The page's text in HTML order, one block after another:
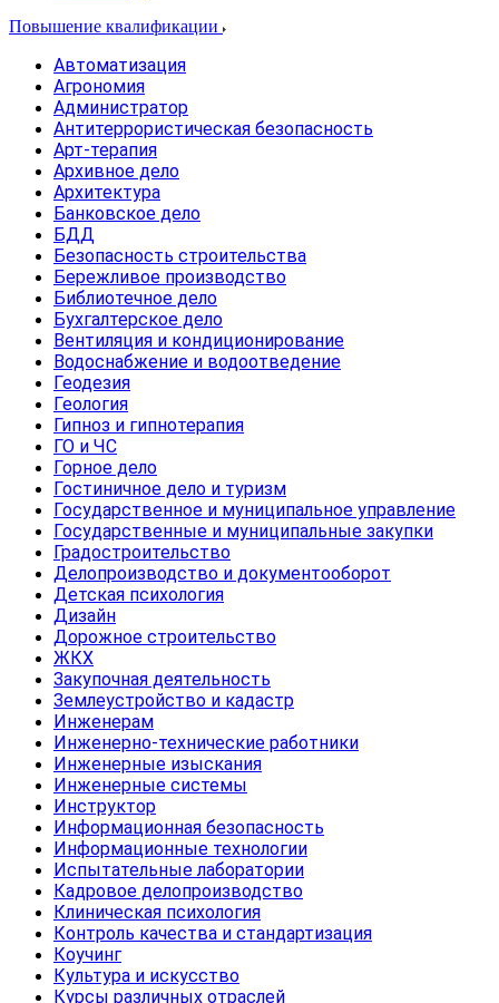
Повышение квалификации
Автоматизация
Агрономия
Администратор
Антитеррористическая безопасность
Арт-терапия
Архивное дело
Архитектура
Банковское дело
БДД
Безопасность строительства
Бережливое производство
Библиотечное дело
Бухгалтерское дело
Вентиляция и кондиционирование
Водоснабжение и водоотведение
Геодезия
Геология
Гипноз и гипнотерапия
ГО и ЧС
Горное дело
Гостиничное дело и туризм
Государственное и муниципальное управление
Государственные и муниципальные закупки
Градостроительство
Делопроизводство и документооборот
Детская психология
Дизайн
Дорожное строительство
ЖКХ
Закупочная деятельность
Землеустройство и кадастр
Инженерам
Инженерно-технические работники
Инженерные изыскания
Инженерные системы
Инструктор
Информационная безопасность
Информационные технологии
Испытательные лаборатории
Кадровое делопроизводство
Клиническая психология
Контроль качества и стандартизация
Коучинг
Культура и искусство
Курсы различных отраслей